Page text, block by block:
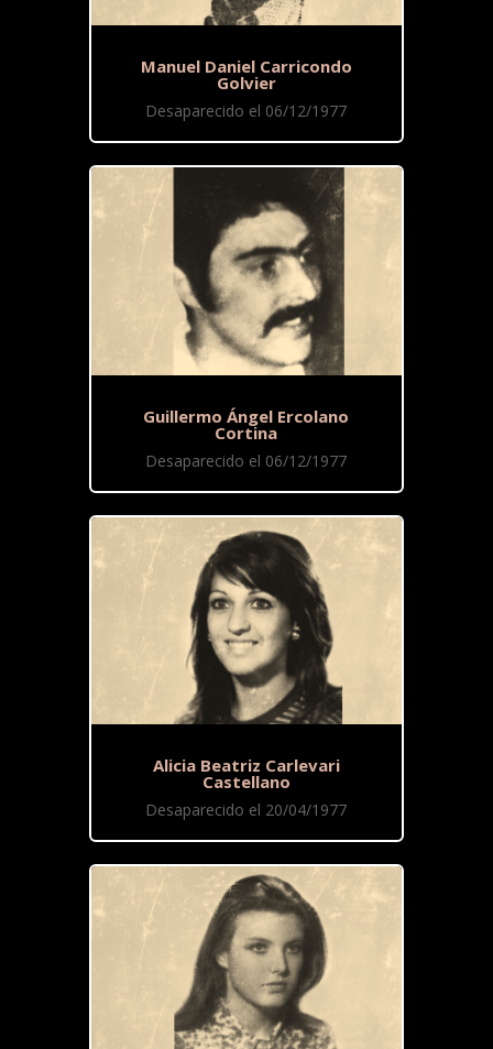
Manuel Daniel Carricondo
Golvier
Desaparecido el 06/12/1977
Guillermo Ángel Ercolano
Cortina
Desaparecido el 06/12/1977
Alicia Beatriz Carlevari
Castellano
Desaparecido el 20/04/1977